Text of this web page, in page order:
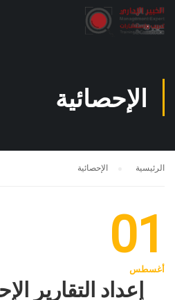
الإحصائية
الرئيسية الإحصائية
01
أغسطس
إعداد التقارير